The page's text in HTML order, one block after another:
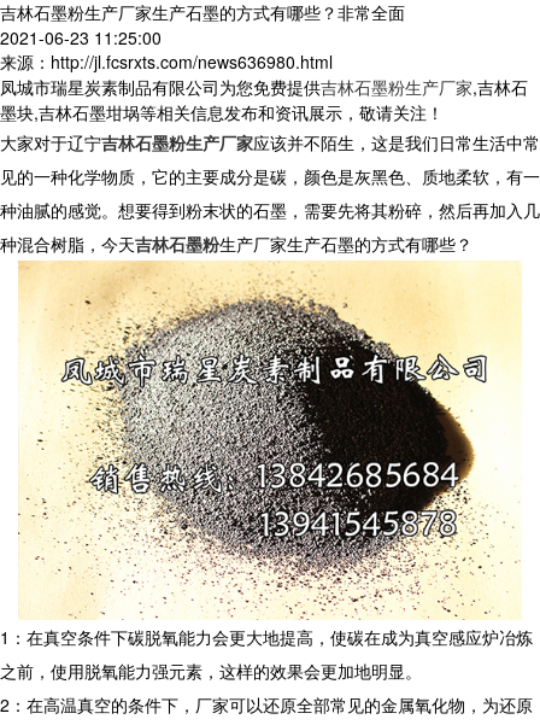
吉林石墨粉生产厂家生产石墨的方式有哪些？非常全面
2021-06-23 11:25:00
来源：http://jl.fcsrxts.com/news636980.html
凤城市瑞星炭素制品有限公司为您免费提供吉林石墨粉生产厂家,吉林石
墨块,吉林石墨坩埚等相关信息发布和资讯展示，敬请关注！
大家对于辽宁吉林石墨粉生产厂家应该并不陌生，这是我们日常生活中常
见的一种化学物质，它的主要成分是碳，颜色是灰黑色、质地柔软，有一
种油腻的感觉。想要得到粉末状的石墨，需要先将其粉碎，然后再加入几
种混合树脂，今天吉林石墨粉生产厂家生产石墨的方式有哪些？
1：在真空条件下碳脱氧能力会更大地提高，使碳在成为真空感应炉冶炼
之前，使用脱氧能力强元素，这样的效果会更加地明显。
2：在高温真空的条件下，厂家可以还原全部常见的金属氧化物，为还原